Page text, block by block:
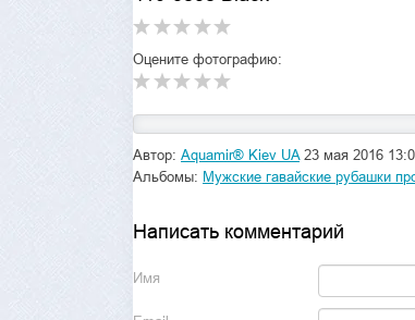
Оцените фотографию:
Автор: Aquamir® Kiev UA23 мая 2016
Альбомы: Мужские гавайские рубашки
Написать комментарий
Имя